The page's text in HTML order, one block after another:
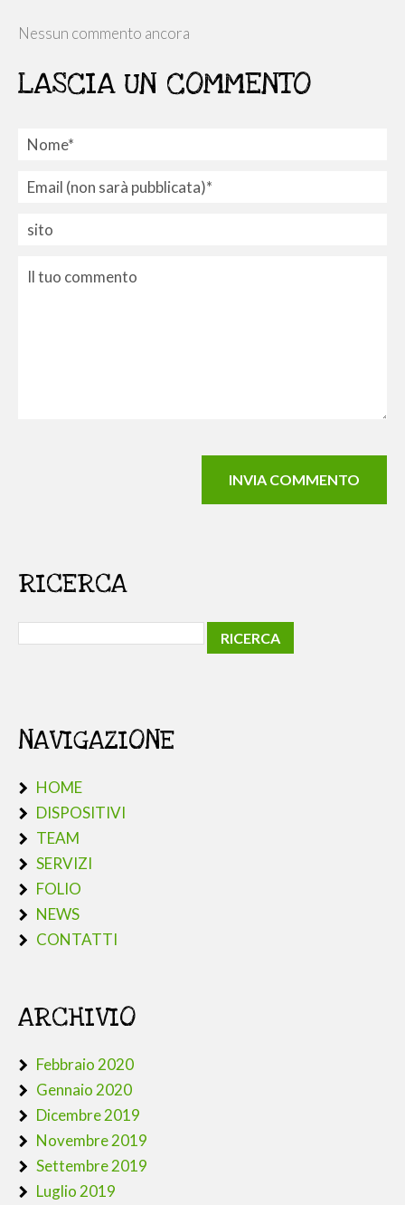
Nessun commento ancora
LASCIA UN COMMENTO
RICERCA
NAVIGAZIONE
HOME
DISPOSITIVI
TEAM
SERVIZI
FOLIO
NEWS
CONTATTI
ARCHIVIO
Febbraio 2020
Gennaio 2020
Dicembre 2019
Novembre 2019
Settembre 2019
Luglio 2019